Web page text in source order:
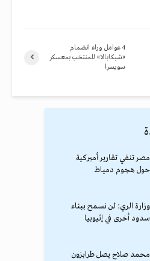
4 عوامل وراء انضمام
«شيكابالا» للمنتخب بمعسكر
سويسرا
مصر تنفي تقارير أميركية
حول هجوم دمياط
وزارة الري: لن نسمح ببناء
سدود أخرى في إثيوبيا
محمد صلاح يصل طرابزون